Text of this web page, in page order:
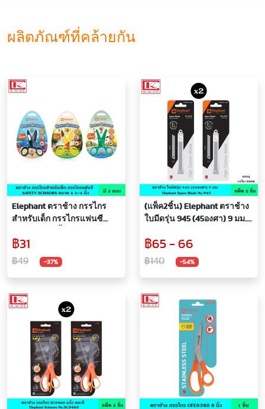
ผลิตภัณฑ์ที่คล้ายกัน
Elephant ตราช้าง กรรไกร
สำหรับเด็ก กรรไกรแฟนซี
กรรไกร แฟนซี เด็ก ผลิตจาก
พลาสติกคุณภาพสูง
฿31
฿49 -37%
(แพ็ค2ชิ้น) Elephant ตราช้าง
ใบมีดรุ่น 945 (45องศา) 9 มม.
แบบ SK 2 เทคโนโลยีจาก
ประเทศญี่ปุ่น ทนกว่า ใบมีด มีด
คม คมกริบ
฿65 - 66
฿140 -54%